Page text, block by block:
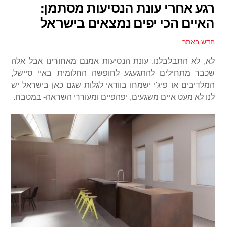
רגע אחרי עונת הנסיעות מסתמן:
האיים הכי יפים נמצאים בישראל
חדש באתר
לא, לא התבלבלנו. עונת הנסיעות אמנם מאחורינו אבל אלה
שכבר מתחילים להתגעגע לחופשה החלומית באיי סיישל,
המלדיבים או פיג'י ישמחו בוודאי לגלות שגם כאן בישראל יש
לנו לא מעט איים משגעים, יפהפיים ומעוררי השראה- במטבח.